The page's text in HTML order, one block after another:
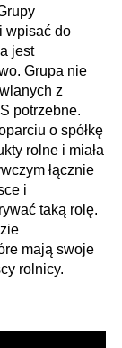
wpisać do
jest
Grupa nie
z
potrzebne.
o spółkę
rolne i miała
łącznie
i
taką rolę.
mają swoje
rolnicy.